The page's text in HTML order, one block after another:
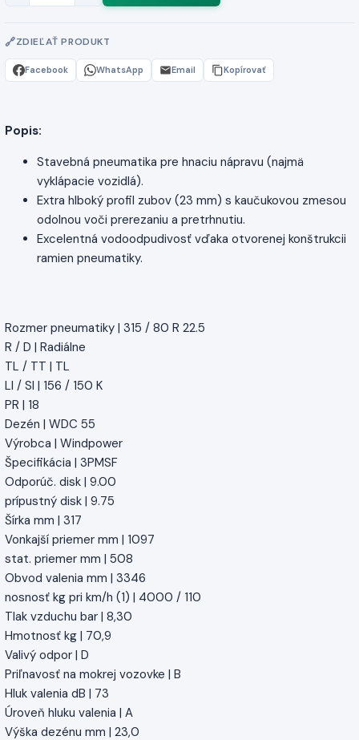
ZDIEĽAŤ PRODUKT
Facebook WhatsApp Email Kopírovať
Popis:
Stavebná pneumatika pre hnaciu nápravu (najmä
vyklápacie vozidlá).
Extra hlboký profil zubov (23 mm) s kaučukovou zmesou
odolnou voči prerezaniu a pretrhnutiu.
Excelentná vodoodpudivosť vďaka otvorenej konštrukcii
ramien pneumatiky.
Rozmer pneumatiky | 315 / 80 R 22.5
R / D | Radiálne
TL / TT | TL
LI / SI | 156 / 150 K
PR | 18
Dezén | WDC 55
Výrobca | Windpower
Špecifikácia | 3PMSF
Odporúč. disk | 9.00
prípustný disk | 9.75
Šírka mm | 317
Vonkajší priemer mm | 1097
stat. priemer mm | 508
Obvod valenia mm | 3346
nosnosť kg pri km/h (1) | 4000 / 110
Tlak vzduchu bar | 8,30
Hmotnosť kg | 70,9
Valivý odpor | D
Priľnavosť na mokrej vozovke | B
Hluk valenia dB | 73
Úroveň hluku valenia | A
Výška dezénu mm | 23,0